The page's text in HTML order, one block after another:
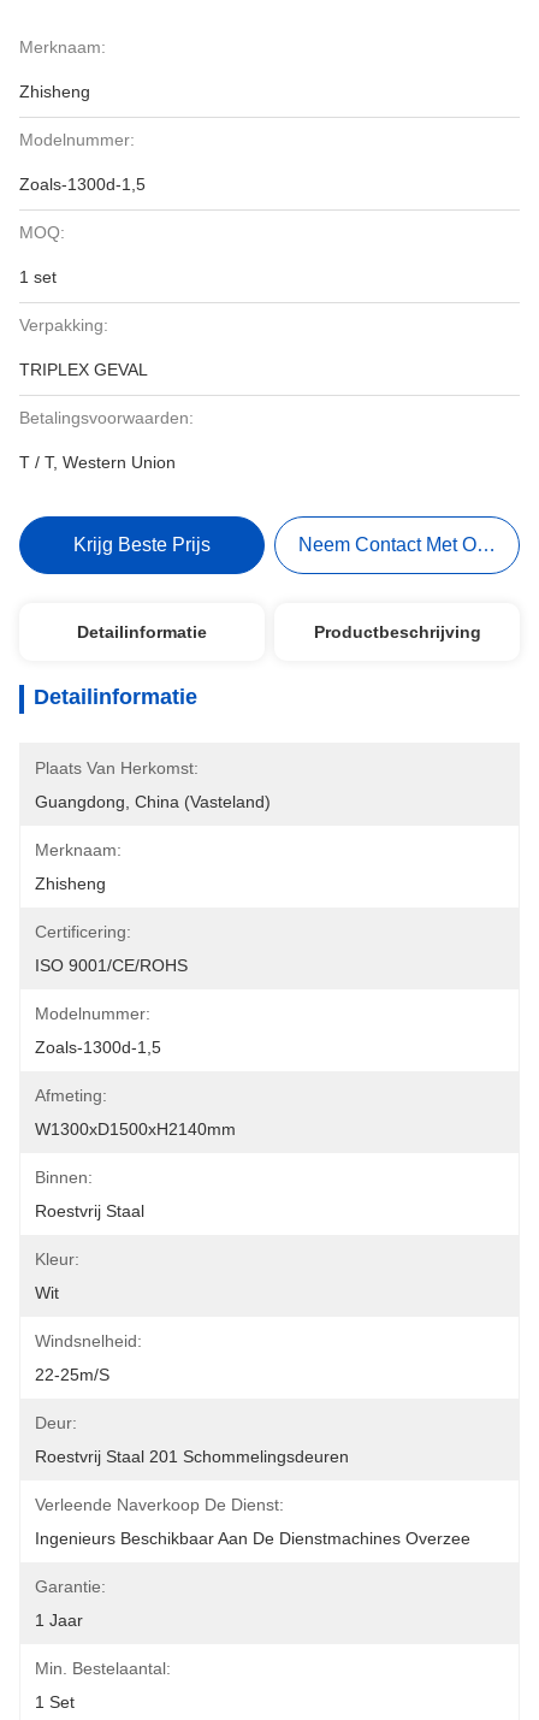
Merknaam:
Zhisheng
Modelnummer:
Zoals-1300d-1,5
MOQ:
1 set
Verpakking:
TRIPLEX GEVAL
Betalingsvoorwaarden:
T / T, Western Union
Krijg Beste Prijs Neem Contact Met Ons Op
Detailinformatie Productbeschrijving
Detailinformatie
Plaats Van Herkomst:
Guangdong, China (vasteland)
Merknaam:
Zhisheng
Certificering:
ISO 9001/CE/ROHS
Modelnummer:
Zoals-1300d-1,5
Afmeting:
W1300xD1500xH2140mm
Binnen:
Roestvrij Staal
Kleur:
Wit
Windsnelheid:
22-25m/s
Deur:
Roestvrij Staal 201 Schommelingsdeuren
Verleende Naverkoop De Dienst:
Ingenieurs Beschikbaar Aan De Dienstmachines Overzee
Garantie:
1 Jaar
Min. Bestelaantal:
1 Set